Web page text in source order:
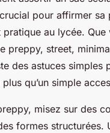
pour affirmer sa
pratique au lycée. Que
preppy, street,
des astuces simples
qu’un simple
misez sur des
formes structurées.